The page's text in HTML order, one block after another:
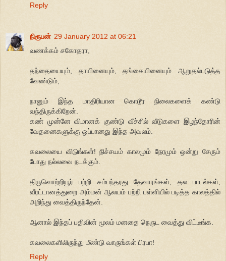
Reply
நிரூபன் 29 January 2012 at 06:21
வணக்கம் சகோதரா,
தந்தையையும், தாயினையும், தங்கையினையும் ஆறுதல்படுத்த
வேண்டும்,
நானும் இந்த மாதிரியான கொடூர நிலைகளைக் கண்டு
வந்திருக்கிறேன்.
கண் முன்னே விமானக் குண்டு வீச்சில் வீடுகளை இழந்தோரின்
வேதனைகளுக்கு ஒப்பானது இந்த அவலம்.
கவலையை விடுங்கள்! நிச்சயம் காலமும் நேரமும் ஒன்று சேரும்
போது நல்லவை நடக்கும்.
திருவொற்றியூர் பற்றி சம்பந்தரது தேவாரங்கள், தல பாடல்கள்,
வீரட்டானத்துறை அம்மன் ஆலயம் பற்றி பள்ளியில் படித்த காலத்தில்
அறிந்து வைத்திருந்தேன்.
ஆனால் இந்தப் பதிவின் மூலம் மனதை நெருட வைத்து விட்டீங்க.
கவலைகளிலிருந்து மீண்டு வாருங்கள் பிரபா!
Reply